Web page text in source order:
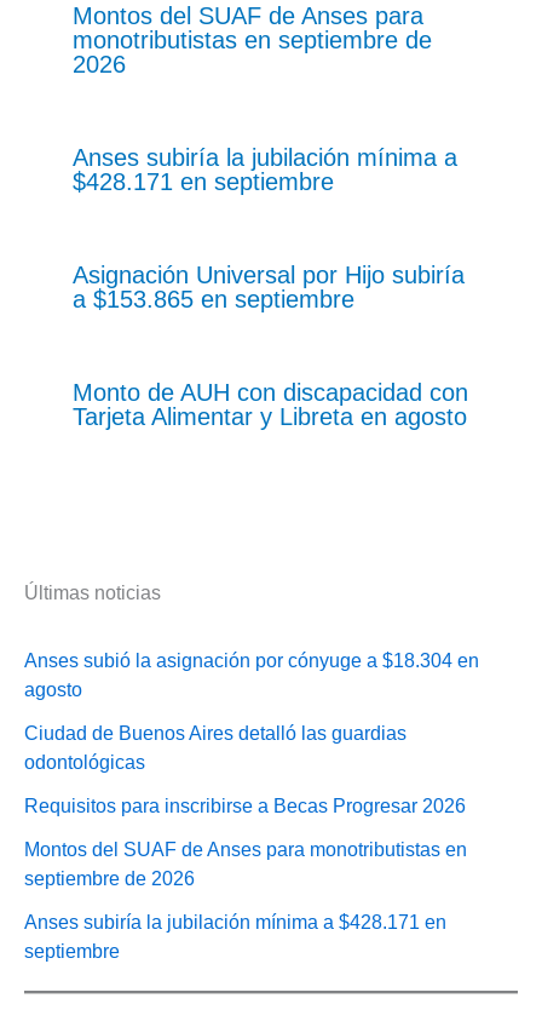
Montos del SUAF de Anses para
monotributistas en septiembre de
2026
Anses subiría la jubilación mínima a
$428.171 en septiembre
Asignación Universal por Hijo subiría
a $153.865 en septiembre
Monto de AUH con discapacidad con
Tarjeta Alimentar y Libreta en agosto
Últimas noticias
Anses subió la asignación por cónyuge a $18.304 en
agosto
Ciudad de Buenos Aires detalló las guardias
odontológicas
Requisitos para inscribirse a Becas Progresar 2026
Montos del SUAF de Anses para monotributistas en
septiembre de 2026
Anses subiría la jubilación mínima a $428.171 en
septiembre